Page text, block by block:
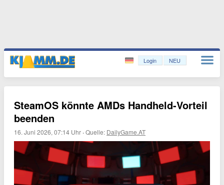
Login NEU
SteamOS könnte AMDs Handheld-Vorteil
beenden
16. Juni 2026, 07:14 Uhr ·Quelle: DailyGame.AT